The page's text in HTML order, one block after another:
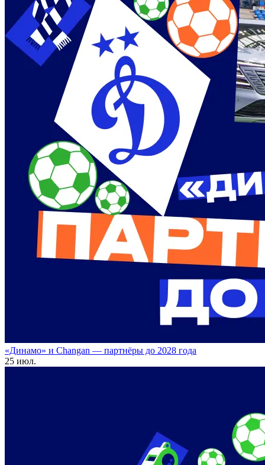
«Динамо» и Changan — партнёры до 2028 года
25 июл.